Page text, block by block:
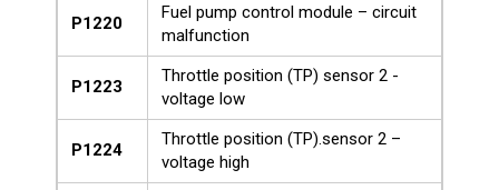
P1220
Fuel pump control module – circuit
malfunction
P1223
Throttle position (TP) sensor 2 -
voltage low
P1224
Throttle position (TP).sensor 2 –
voltage high